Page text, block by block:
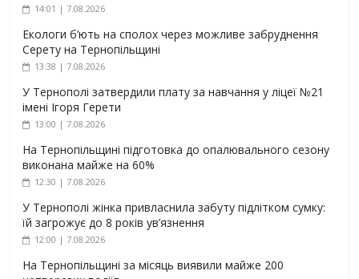
14:01 | 7.08.2026
Екологи б’ють на сполох через можливе забруднення
Серету на Тернопільщині
13:38 | 7.08.2026
У Тернополі затвердили плату за навчання у ліцеї №21
імені Ігоря Герети
13:00 | 7.08.2026
На Тернопільщині підготовка до опалювального сезону
виконана майже на 60%
12:30 | 7.08.2026
У Тернополі жінка привласнила забуту підлітком сумку:
їй загрожує до 8 років ув’язнення
12:00 | 7.08.2026
На Тернопільщині за місяць виявили майже 200